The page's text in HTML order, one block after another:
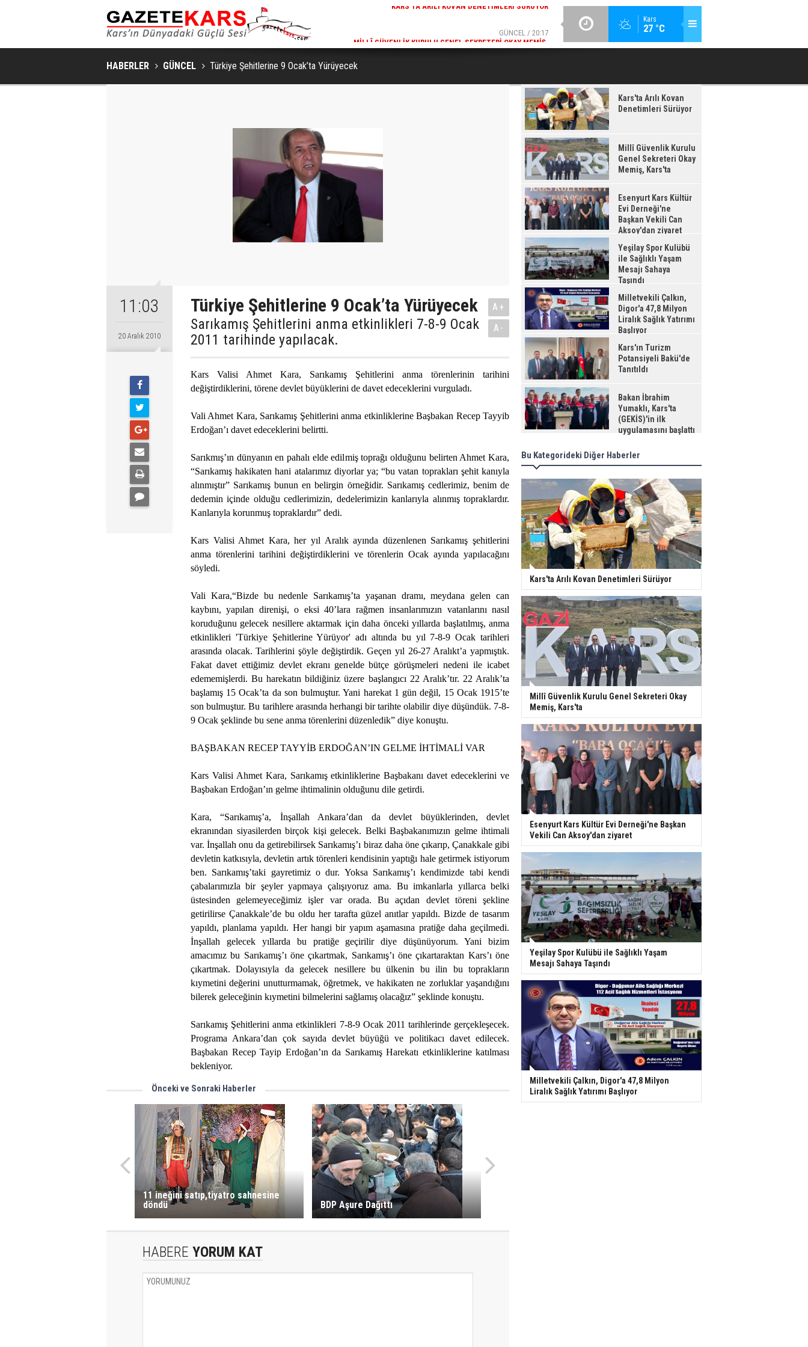
Kars
27 °C
KARS'TA ARILI KOVAN DENETIMLERI SÜRÜYOR
MILLÎ GÜVENLIK KURULU GENEL SEKRETERI OKAY MEMIŞ,
KARS'TA
ESENYURT KARS KÜLTÜR EVI DERNEĞI'NE BAŞKAN VEKILI CAN
HABERLER GÜNCEL Türkiye Şehitlerine 9 Ocak’ta Yürüyecek
11:03
20 Aralık 2010
Türkiye Şehitlerine 9 Ocak’ta Yürüyecek
Sarıkamış Şehitlerini anma etkinlikleri 7-8-9 Ocak
2011 tarihinde yapılacak.
A+
A-
Kars Valisi Ahmet Kara, Sarıkamış Şehitlerini anma törenlerinin tarihini
değiştirdiklerini, törene devlet büyüklerini de davet edeceklerini vurguladı.
Vali Ahmet Kara, Sarıkamış Şehitlerini anma etkinliklerine Başbakan Recep Tayyib
Erdoğan’ı davet edeceklerini belirtti.
Sarıkmış’ın dünyanın en pahalı elde edilmiş toprağı olduğunu belirten Ahmet Kara,
“Sarıkamış hakikaten hani atalarımız diyorlar ya; “bu vatan toprakları şehit kanıyla
alınmıştır” Sarıkamış bunun en belirgin örneğidir. Sarıkamış cedlerimiz, benim de
dedemin içinde olduğu cedlerimizin, dedelerimizin kanlarıyla alınmış topraklardır.
Kanlarıyla korunmuş topraklardır” dedi.
Kars Valisi Ahmet Kara, her yıl Aralık ayında düzenlenen Sarıkamış şehitlerini
anma törenlerini tarihini değiştirdiklerini ve törenlerin Ocak ayında yapılacağını
söyledi.
Vali Kara,“Bizde bu nedenle Sarıkamış’ta yaşanan dramı, meydana gelen can
kaybını, yapılan direnişi, o eksi 40’lara rağmen insanlarımızın vatanlarını nasıl
koruduğunu gelecek nesillere aktarmak için daha önceki yıllarda başlatılmış, anma
etkinlikleri 'Türkiye Şehitlerine Yürüyor' adı altında bu yıl 7-8-9 Ocak tarihleri
arasında olacak. Tarihlerini şöyle değiştirdik. Geçen yıl 26-27 Aralıkt’a yapmıştık.
Fakat davet ettiğimiz devlet ekranı genelde bütçe görüşmeleri nedeni ile icabet
edememişlerdi. Bu harekatın bildiğiniz üzere başlangıcı 22 Aralık’tır. 22 Aralık’ta
başlamış 15 Ocak’ta da son bulmuştur. Yani harekat 1 gün değil, 15 Ocak 1915’te
son bulmuştur. Bu tarihlere arasında herhangi bir tarihte olabilir diye düşündük. 7-8-
9 Ocak şeklinde bu sene anma törenlerini düzenledik” diye konuştu.
BAŞBAKAN RECEP TAYYİB ERDOĞAN’IN GELME İHTİMALİ VAR
Kars Valisi Ahmet Kara, Sarıkamış etkinliklerine Başbakanı davet edeceklerini ve
Başbakan Erdoğan’ın gelme ihtimalinin olduğunu dile getirdi.
Kara, “Sarıkamış’a, İnşallah Ankara’dan da devlet büyüklerinden, devlet
ekranından siyasilerden birçok kişi gelecek. Belki Başbakanımızın gelme ihtimali
var. İnşallah onu da getirebilirsek Sarıkamış’ı biraz daha öne çıkarıp, Çanakkale gibi
devletin katkısıyla, devletin artık törenleri kendisinin yaptığı hale getirmek istiyorum
ben. Sarıkamış’taki gayretimiz o dur. Yoksa Sarıkamış’ı kendimizde tabi kendi
çabalarımızla bir şeyler yapmaya çalışıyoruz ama. Bu imkanlarla yıllarca belki
üstesinden gelemeyeceğimiz işler var orada. Bu açıdan devlet töreni şekline
getirilirse Çanakkale’de bu oldu her tarafta güzel anıtlar yapıldı. Bizde de tasarım
yapıldı, planlama yapıldı. Her hangi bir yapım aşamasına pratiğe daha geçilmedi.
İnşallah gelecek yıllarda bu pratiğe geçirilir diye düşünüyorum. Yani bizim
amacımız bu Sarıkamış’ı öne çıkartmak, Sarıkamış’ı öne çıkartaraktan Kars’ı öne
çıkartmak. Dolayısıyla da gelecek nesillere bu ülkenin bu ilin bu toprakların
kıymetini değerini unutturmamak, öğretmek, ve hakikaten ne zorluklar yaşandığını
bilerek geleceğinin kıymetini bilmelerini sağlamış olacağız” şeklinde konuştu.
Sarıkamış Şehitlerini anma etkinlikleri 7-8-9 Ocak 2011 tarihlerinde gerçekleşecek.
Programa Ankara’dan çok sayıda devlet büyüğü ve politikacı davet edilecek.
Başbakan Recep Tayip Erdoğan’ın da Sarıkamış Harekatı etkinliklerine katılması
bekleniyor.
Önceki ve Sonraki Haberler
11 ineğini satıp,tiyatro sahnesine
döndü
BDP Aşure Dağıttı
HABERE YORUM KAT
Kars'ta Arılı Kovan
Denetimleri Sürüyor
Millî Güvenlik Kurulu
Genel Sekreteri Okay
Memiş, Kars'ta
Esenyurt Kars Kültür
Evi Derneği'ne
Başkan Vekili Can
Aksoy'dan ziyaret
Yeşilay Spor Kulübü
ile Sağlıklı Yaşam
Mesajı Sahaya
Taşındı
Milletvekili Çalkın,
Digor'a 47,8 Milyon
Liralık Sağlık Yatırımı
Başlıyor
Kars'ın Turizm
Potansiyeli Bakü'de
Tanıtıldı
Bakan İbrahim
Yumaklı, Kars'ta
(GEKİS)'in ilk
uygulamasını başlattı
Bu Kategorideki Diğer Haberler
Kars'ta Arılı Kovan Denetimleri Sürüyor
Millî Güvenlik Kurulu Genel Sekreteri Okay
Memiş, Kars'ta
Esenyurt Kars Kültür Evi Derneği'ne Başkan
Vekili Can Aksoy'dan ziyaret
Yeşilay Spor Kulübü ile Sağlıklı Yaşam
Mesajı Sahaya Taşındı
Milletvekili Çalkın, Digor'a 47,8 Milyon
Liralık Sağlık Yatırımı Başlıyor